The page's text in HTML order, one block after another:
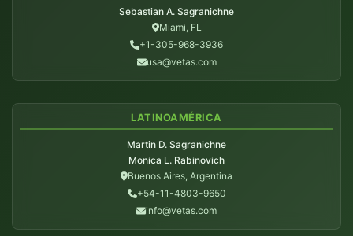
Sebastian A. Sagranichne
Miami, FL
+1-305-968-3936
usa@vetas.com
LATINOAMÉRICA
Martin D. Sagranichne
Monica L. Rabinovich
Buenos Aires, Argentina
+54-11-4803-9650
info@vetas.com